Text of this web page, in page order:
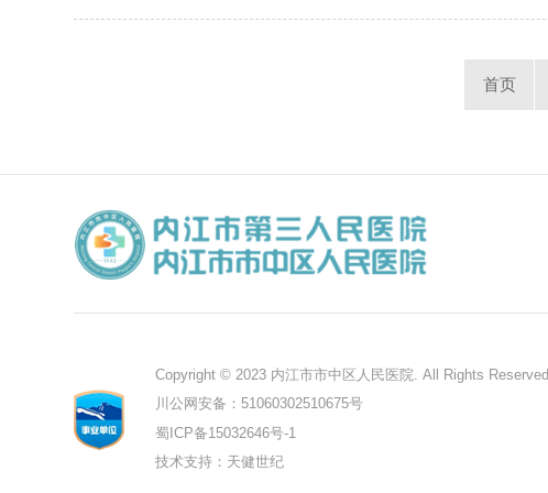
首页
Copyright © 2023 内江市市中区人民医院. All Rights Reserved.
川公网安备：51060302510675号
蜀ICP备15032646号-1
技术支持：天健世纪